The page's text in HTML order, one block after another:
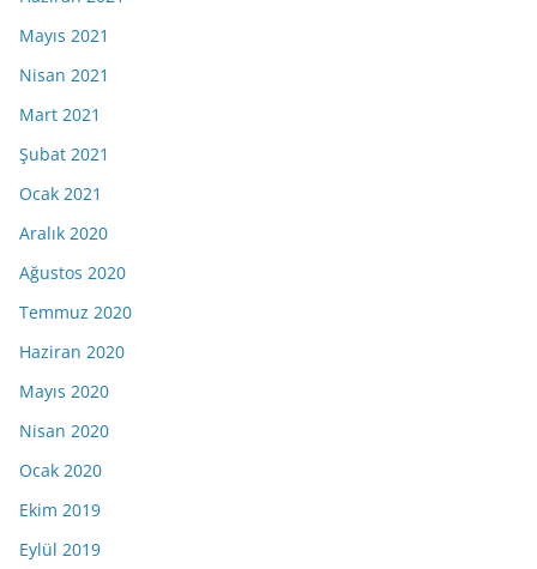
Mayıs 2021
Nisan 2021
Mart 2021
Şubat 2021
Ocak 2021
Aralık 2020
Ağustos 2020
Temmuz 2020
Haziran 2020
Mayıs 2020
Nisan 2020
Ocak 2020
Ekim 2019
Eylül 2019